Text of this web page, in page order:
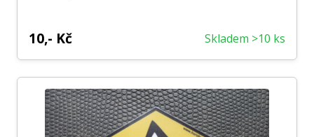
10,- Kč Skladem >10 ks